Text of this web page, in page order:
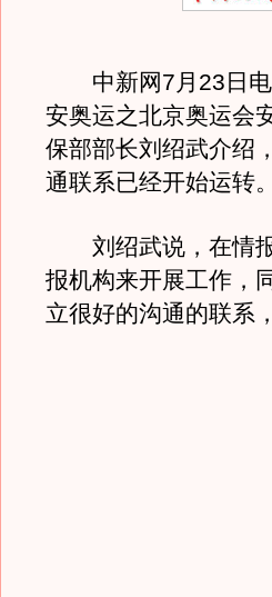
中新网7月23日电
安奥运之北京奥运会
保部部长刘绍武介绍
通联系已经开始运转。
刘绍武说，在情报
报机构来开展工作，
立很好的沟通的联系